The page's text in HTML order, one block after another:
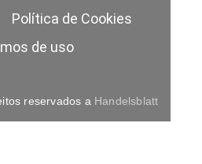
Política de Cookies
de uso
reservados a Handelsblatt